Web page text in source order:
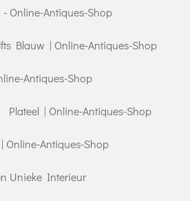
- Online-Antiques-Shop
Blauw | Online-Antiques-Shop
Antiques-Shop
Plateel | Online-Antiques-Shop
Online-Antiques-Shop
Unieke Interieur